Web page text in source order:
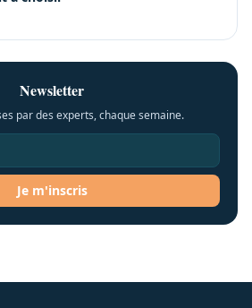
Newsletter
par des experts, chaque semaine.
Je m'inscris